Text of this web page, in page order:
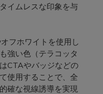
イムレスな印象を与
フホワイトを使用し
強い色（テラコッタ
CTAやバッジなどの
使用することで、全
確な視線誘導を実現